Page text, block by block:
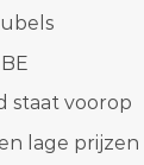
staat voorop
lage prijzen